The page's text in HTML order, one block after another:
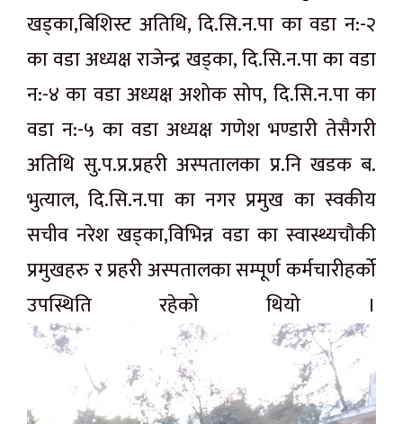
खड्का,बिशिस्ट अतिथि, दि.सि.न.पा का वडा न:-२
का वडा अध्यक्ष राजेन्द्र खड्का, दि.सि.न.पा का वडा
न:-४ का वडा अध्यक्ष अशोक सोप, दि.सि.न.पा का
वडा न:-५ का वडा अध्यक्ष गणेश भण्डारी तेसैगरी
अतिथि सु.प.प्र.प्रहरी अस्पतालका प्र.नि खडक ब.
भुत्याल, दि.सि.न.पा का नगर प्रमुख का स्वकीय
सचीव नरेश खड्का,विभिन्न वडा का स्वास्थ्यचौकी
प्रमुखहरु र प्रहरी अस्पतालका सम्पूर्ण कर्मचारीहर्को
उपस्थिति रहेको थियो ।